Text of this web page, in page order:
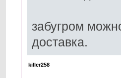
забугром
доставка.
killer258